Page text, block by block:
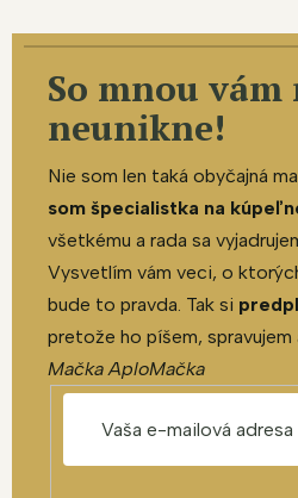
So mnou vám
neunikne!
Nie som len taká obyčajná
som špecialistka na
všetkému a rada sa
Vysvetlím vám veci, o
bude to pravda. Tak si
pretože ho píšem,
Mačka AploMačka